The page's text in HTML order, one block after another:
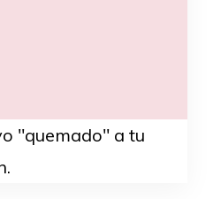
"quemado" a tu